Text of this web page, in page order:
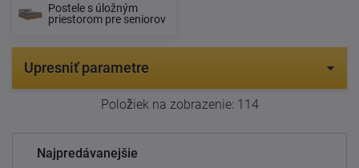
Postele s úložným
priestorom pre seniorov
Upresniť parametre
Položiek na zobrazenie: 114
Najpredávanejšie